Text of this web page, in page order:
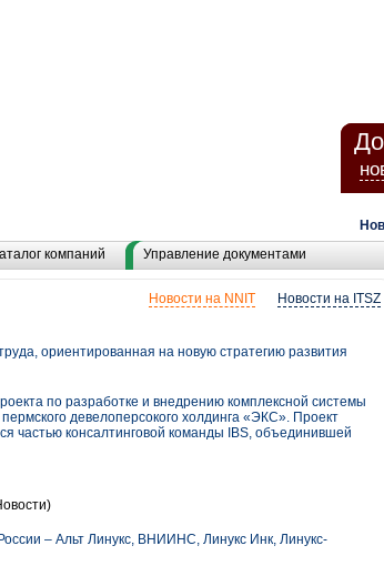
компаний Управление документами
Новости на ITSZ
Новости на NNIT
ориентированная на новую стратегию развития
по разработке и внедрению комплексной системы
девелоперсокого холдинга «ЭКС». Проект
частью консалтинговой команды IBS, объединившей
– Альт Линукс, ВНИИНС, Линукс Инк, Линукс-